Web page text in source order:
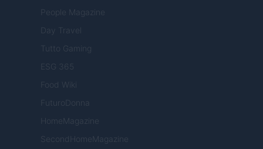
People Magazine
Day Travel
Tutto Gaming
ESG 365
Food Wiki
FuturoDonna
HomeMagazine
SecondHomeMagazine